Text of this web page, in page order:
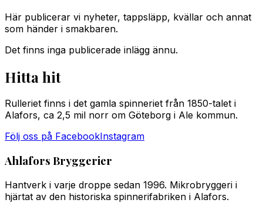
Här publicerar vi nyheter, tappsläpp, kvällar och annat
som händer i smakbaren.
Det finns inga publicerade inlägg ännu.
Hitta hit
Rulleriet finns i det gamla spinneriet från 1850-talet i
Alafors, ca 2,5 mil norr om Göteborg i Ale kommun.
Följ oss på FacebookInstagram
Ahlafors Bryggerier
Hantverk i varje droppe sedan 1996. Mikrobryggeri i
hjärtat av den historiska spinnerifabriken i Alafors.